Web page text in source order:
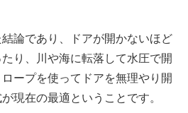
論であり、ドアが開かないほど
り、川や海に転落して水圧で開
ープを使ってドアを無理やり開
現在の最適ということです。